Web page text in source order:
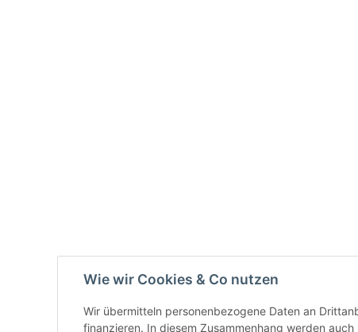
Wie wir Cookies & Co nutzen
Wir übermitteln personenbezogene Daten an
finanzieren. In diesem Zusammenhang werden